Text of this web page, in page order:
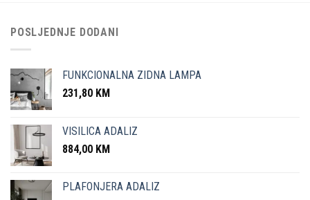
POSLJEDNJE DODANI
FUNKCIONALNA ZIDNA LAMPA
231,80 KM
VISILICA ADALIZ
884,00 KM
PLAFONJERA ADALIZ